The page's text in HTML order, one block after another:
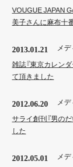
VOUGUE JAPAN
美子さんに麻布十
2013.01.21
メ
雑誌『東京カレン
て頂きました
2012.06.20
メ
サライ創刊『男の
した
2012.05.01
メ